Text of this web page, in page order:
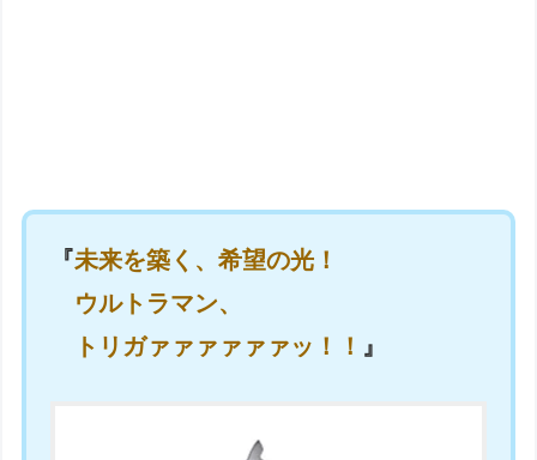
『未来を築く、希望の光！
ウルトラマン、
トリガァァァァァァッ！！ 』